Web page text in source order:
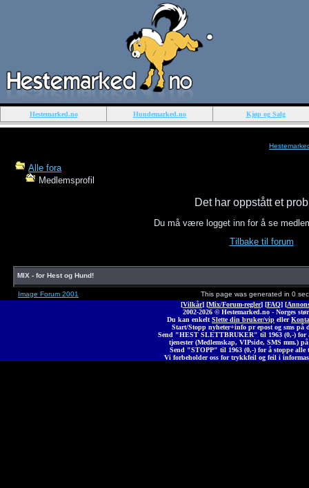
Hestemarked.no Hundemarked.no Kjøp og Salg
Alle fora
Medlemsprofil
Det har oppstått et
Du må være logget inn for å se
Tilbake til forum
MIX - for Hest og Hund!
Image Forum 2001
This page was generated in 0
[Vilkår] [Mix/Forum-regler] [FAQ] [
2002-2026 © Hestemarked.no - Norges
Du kan enkelt Slette din bruker/vip eller
Start/Stopp nyheter+info pr epost og sms på
Send "HEST SLETTBRUKER" til 1963 (0,-) for
tjenester (Medlemskap, VIPside, SMS mm.)
Send "STOPP" til 1963 (0,-) for å stoppe alle
Vi forbeholder oss for trykkfeil og feil i